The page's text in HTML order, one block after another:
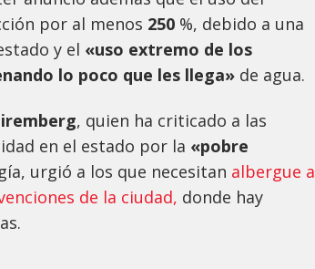
por al menos 250 %, debido a una
y el «uso extremo de los
lo poco que les llega» de agua.
, quien ha criticado a las
en el estado por la «pobre
urgió a los que necesitan albergue a
de la ciudad, donde hay